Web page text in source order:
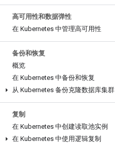
高可用性和数据弹性
在 Kubernetes 中管理高可用性
备份和恢复
概览
在 Kubernetes 中备份和恢复
从 Kubernetes 备份克隆数据库集群
复制
在 Kubernetes 中创建读取池实例
在 Kubernetes 中使用逻辑复制